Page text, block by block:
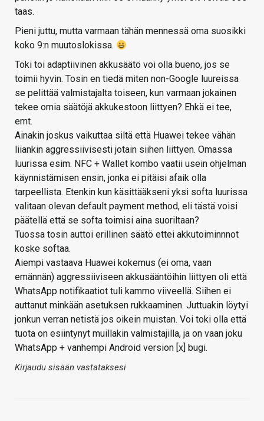
taas.
Pieni juttu, mutta varmaan tähän mennessä oma suosikki
koko 9:n muutoslokissa.
Toki toi adaptiivinen akkusäätö voi olla bueno, jos se
toimii hyvin. Tosin en tiedä miten non-Google luureissa
se pelittää valmistajalta toiseen, kun varmaan jokainen
tekee omia säätöjä akkukestoon liittyen? Ehkä ei tee,
emt.
Ainakin joskus vaikuttaa siltä että Huawei tekee vähän
liiankin aggressiivisesti jotain siihen liittyen. Omassa
luurissa esim. NFC + Wallet kombo vaatii usein ohjelman
käynnistämisen ensin, jonka ei pitäisi afaik olla
tarpeellista. Etenkin kun käsittääkseni yksi softa luurissa
valitaan olevan default payment method, eli tästä voisi
päätellä että se softa toimisi aina suoriltaan?
Tuossa tosin auttoi erillinen säätö ettei akkutoiminnnot
koske softaa.
Aiempi vastaava Huawei kokemus (ei oma, vaan
emännän) aggressiiviseen akkusääntöihin liittyen oli että
WhatsApp notifikaatiot tuli kammo viiveellä. Siihen ei
auttanut minkään asetuksen rukkaaminen. Juttuakin löytyi
jonkun verran netistä jos oikein muistan. Voi toki olla että
tuota on esiintynyt muillakin valmistajilla, ja on vaan joku
WhatsApp + vanhempi Android version [x] bugi.
Kirjaudu sisään vastataksesi